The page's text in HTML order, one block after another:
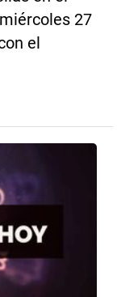
27
el